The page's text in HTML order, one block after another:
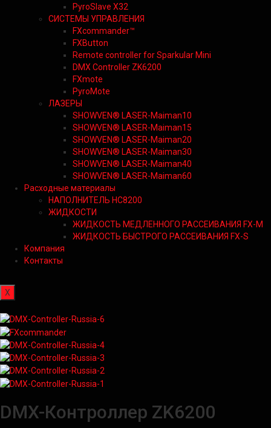
PyroSlave X32
СИСТЕМЫ УПРАВЛЕНИЯ
FXcommander™
FXButton
Remote controller for Sparkular Mini
DMX Controller ZK6200
FXmote
PyroMote
ЛАЗЕРЫ
SHOWVEN® LASER-Maiman10
SHOWVEN® LASER-Maiman15
SHOWVEN® LASER-Maiman20
SHOWVEN® LASER-Maiman30
SHOWVEN® LASER-Maiman40
SHOWVEN® LASER-Maiman60
Расходные материалы
НАПОЛНИТЕЛЬ HC8200
ЖИДКОСТИ
ЖИДКОСТЬ МЕДЛЕННОГО РАССЕИВАНИЯ FX-M
ЖИДКОСТЬ БЫСТРОГО РАССЕИВАНИЯ FX-S
Компания
Контакты
X
DMX-Контроллер ZK6200